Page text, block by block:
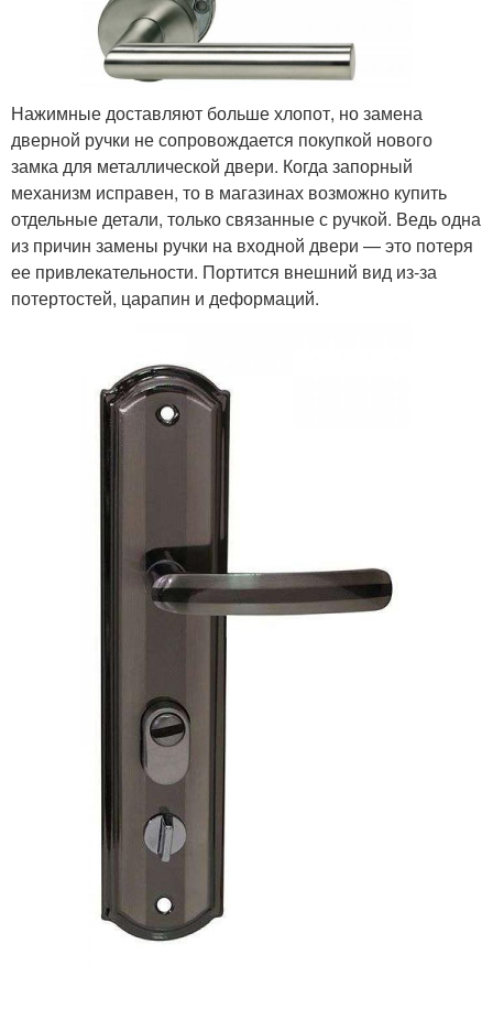
Нажимные доставляют больше хлопот, но замена
дверной ручки не сопровождается покупкой нового
замка для металлической двери. Когда запорный
механизм исправен, то в магазинах возможно купить
отдельные детали, только связанные с ручкой. Ведь одна
из причин замены ручки на входной двери — это потеря
ее привлекательности. Портится внешний вид из-за
потертостей, царапин и деформаций.